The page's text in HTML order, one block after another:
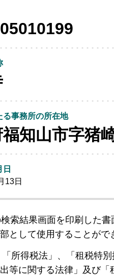
る事務所の所在地
知山市字猪
13日
索結果画面を印刷した
として使用することがで
「所得税法」、「租税特
等に関する法律」及び